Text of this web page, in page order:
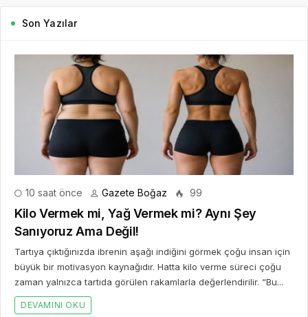
Son Yazılar
10 saat önce Gazete Boğaz 99
Kilo Vermek mi, Yağ Vermek mi? Aynı Şey
Sanıyoruz Ama Değil!
Tartıya çıktığınızda ibrenin aşağı indiğini görmek çoğu insan için
büyük bir motivasyon kaynağıdır. Hatta kilo verme süreci çoğu
zaman yalnızca tartıda görülen rakamlarla değerlendirilir. “Bu...
DEVAMINI OKU